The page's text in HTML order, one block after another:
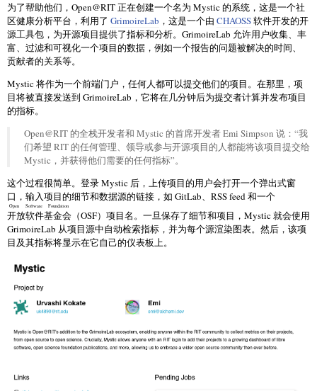
为了帮助他们，Open@RIT 正在创建一个名为 Mystic 的系统，这是一个社
区健康分析平台，利用了 GrimoireLab ，这是一个由 CHAOSS软件开发的开
源工具包，为开源项目提供了指标和分析。GrimoireLab 允许用户收集、丰
富、过滤和可视化一个项目的数据，例如一个报告的问题被解决的时间、
贡献者的关系等。
Mystic 将作为一个前端门户，任何人都可以提交他们的项目。在那里，项
目将被直接发送到 GrimoireLab，它将在几分钟后为提交者计算并发布项目
的指标。
Open@RIT 的全栈开发者和 Mystic 的首席开发者 Emi Simpson 说：“我
们希望 RIT 的任何管理、领导或参与开源项目的人都能将该项目提交给
Mystic，并获得他们需要的任何指标”。
这个过程很简单。登录 Mystic 后，上传项目的用户会打开一个弹出式窗
口，输入项目的细节和数据源的链接，如 GitLab、RSS feed 和一个
开放软件基金会
Open Software Foundation
（OSF）项目名。一旦保存了细节和项目，Mystic 就会使用
GrimoireLab 从项目源中自动检索指标，并为每个源渲染图表。然后，该项
目及其指标将显示在它自己的仪表板上。